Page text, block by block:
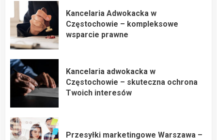
Kancelaria Adwokacka w
Częstochowie – kompleksowe
wsparcie prawne
Kancelaria adwokacka w
Częstochowie – skuteczna ochrona
Twoich interesów
Przesyłki marketingowe Warszawa –